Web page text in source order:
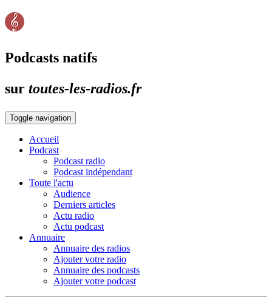
Podcasts natifs
sur toutes-les-radios.fr
Toggle navigation
Accueil
Podcast
Podcast radio
Podcast indépendant
Toute l'actu
Audience
Derniers articles
Actu radio
Actu podcast
Annuaire
Annuaire des radios
Ajouter votre radio
Annuaire des podcasts
Ajouter votre podcast